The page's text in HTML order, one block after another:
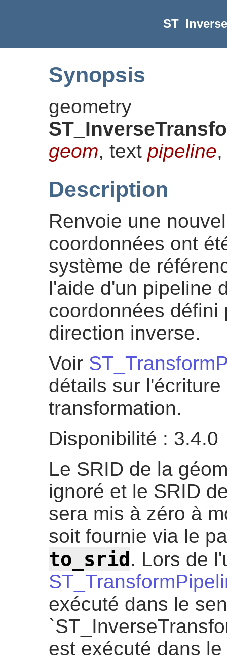
Synopsis
geometry
geom, text pipeline
Description
Renvoie une
coordonnées ont
système de
l'aide d'un pipeline
coordonnées défini
direction inverse.
Voir
détails sur
transformation.
Disponibilité : 3.4.0
Le SRID de la
ignoré et le SRID
sera mis à zéro à
soit fournie via le
to_srid. Lors de
exécuté dans le
est exécuté dans